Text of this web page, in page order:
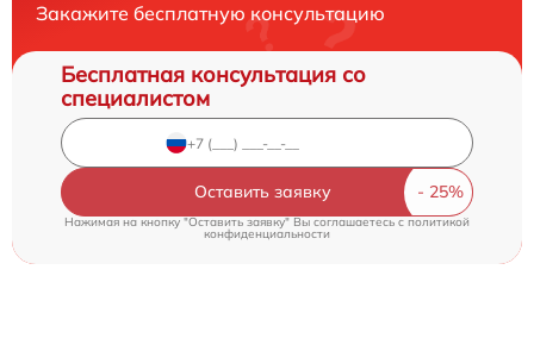
Закажите бесплатную консультацию
Бесплатная консультация со
специалистом
Оставить заявку
Нажимая на кнопку "Оставить заявку" Вы соглашаетесь c политикой
конфиденциальности